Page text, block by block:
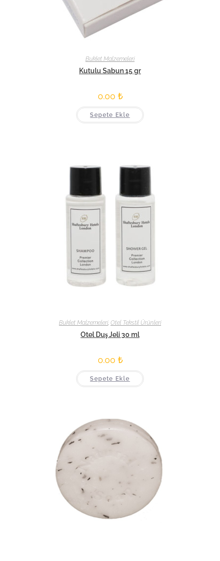
Buklet Malzemeleri
Kutulu Sabun 15 gr
0.00 ₺
Sepete Ekle
Buklet Malzemeleri, Otel Tekstil Ürünleri
Otel Duş Jeli 30 ml
0.00 ₺
Sepete Ekle